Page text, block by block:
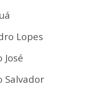
Lopes
José
Salvador